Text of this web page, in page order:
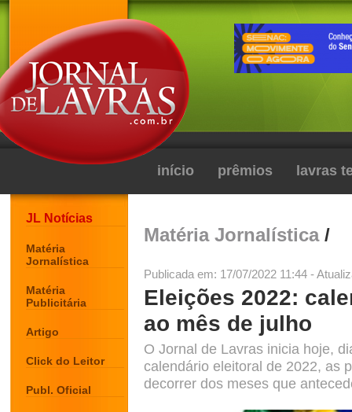
início prêmios lavras
JL Notícias
Matéria
Jornalística
Matéria
Publicitária
Artigo
Click do Leitor
Publ. Oficial
Matéria Jornalística/
Publicada em: 17/07/2022 11:44 -
Eleições 2022:
ao mês de julho
O Jornal de Lavras inicia hoje,
calendário eleitoral de 2022, as
decorrer dos meses que